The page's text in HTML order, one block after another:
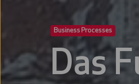
Business Processes
Das